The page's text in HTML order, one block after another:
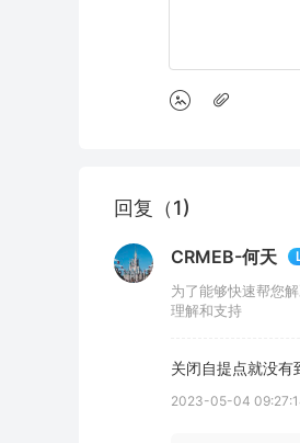
回复（1)
CRMEB-何天
为了能够快速帮您
理解和支持
关闭自提点就没有
2023-05-04